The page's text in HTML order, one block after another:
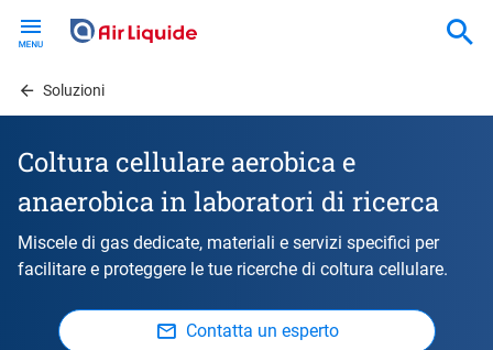
contentSoluzioni
Coltura cellulare aerobica e
anaerobica in laboratori di ricerca
Miscele di gas dedicate, materiali e servizi specifici per
facilitare e proteggere le tue ricerche di coltura cellulare.
Contatta un esperto